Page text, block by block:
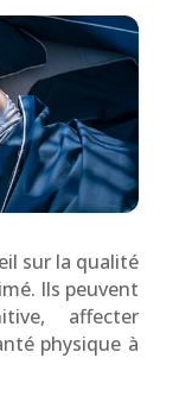
sur la qualité
Ils peuvent
affecter
physique à